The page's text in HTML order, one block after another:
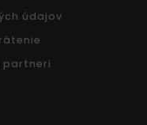
údajov
partneri